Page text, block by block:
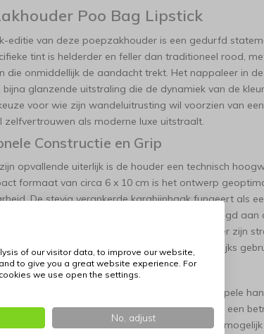
Poo Bag Lipstick
editie van deze poepzakhouder is een gedurfd
tint is helderder en feller dan traditioneel rood,
die onmiddellijk de aandacht trekt. Het nappaleer in
bijna glanzende uitstraling die de dynamiek van de
voor wie zijn wandeluitrusting wil voorzien van
zelfvertrouwen als moderne luxe uitstraalt.
Constructie en Grip
opvallende uiterlijk is de houder een technisch
formaat van circa 6 x 10 cm is het ontwerp
De stevig verankerde karabijnhaak fungeert als
waardoor de houder veilig kan worden bevestigd
precieze afwerking zorgt ervoor dat de houder zijn
is voor een verzorgde presentatie tijdens dagelijks
en Toegang
van eersteklas nappaleer garandeert een soepele
tegen slijtage. Voor de sluiting is gekozen voor een
dat een snelle en intuïtieve handeling
of our visitor data, to improve our website,
to give you a great website experience. For
we use open the settings.
No, adjust